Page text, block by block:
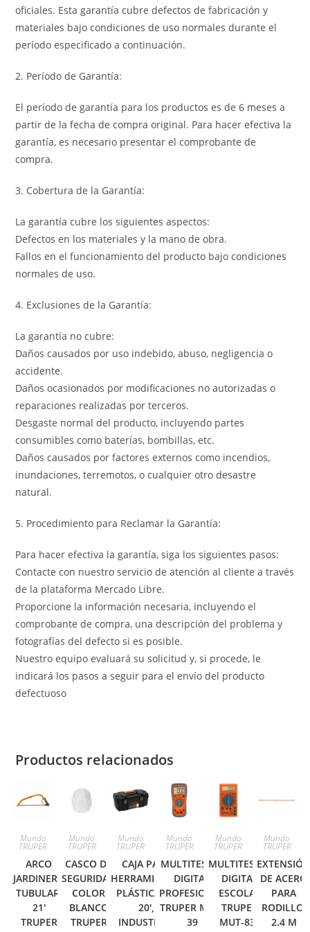
oficiales. Esta garantía cubre defectos de fabricación y
materiales bajo condiciones de uso normales durante el
período especificado a continuación.
2. Período de Garantía:
El período de garantía para los productos es de 6 meses a
partir de la fecha de compra original. Para hacer efectiva la
garantía, es necesario presentar el comprobante de
compra.
3. Cobertura de la Garantía:
La garantía cubre los siguientes aspectos:
Defectos en los materiales y la mano de obra.
Fallos en el funcionamiento del producto bajo condiciones
normales de uso.
4. Exclusiones de la Garantía:
La garantía no cubre:
Daños causados por uso indebido, abuso, negligencia o
accidente.
Daños ocasionados por modificaciones no autorizadas o
reparaciones realizadas por terceros.
Desgaste normal del producto, incluyendo partes
consumibles como baterías, bombillas, etc.
Daños causados por factores externos como incendios,
inundaciones, terremotos, o cualquier otro desastre
natural.
5. Procedimiento para Reclamar la Garantía:
Para hacer efectiva la garantía, siga los siguientes pasos:
Contacte con nuestro servicio de atención al cliente a través
de la plataforma Mercado Libre.
Proporcione la información necesaria, incluyendo el
comprobante de compra, una descripción del problema y
fotografías del defecto si es posible.
Nuestro equipo evaluará su solicitud y, si procede, le
indicará los pasos a seguir para el envío del producto
defectuoso
Productos relacionados
Mundo
TRUPER
ARCO
JARDINERO
TUBULAR,
21′
TRUPER
Mundo
TRUPER
CASCO DE
SEGURIDAD
COLOR
BLANCO
TRUPER
Mundo
TRUPER
CAJA PARA
HERRAMIENTA,
PLÁSTICA DE
20′,
INDUSTRIAL
Mundo
TRUPER
MULTITESTER
DIGITAL
PROFESIONAL
TRUPER MUT-
39
Mundo
TRUPER
MULTITESTER
DIGITAL
ESCOLAR
TRUPER
MUT-830
Mundo
TRUPER
DE ACERO
PARA
RODILLO,
2.4 M